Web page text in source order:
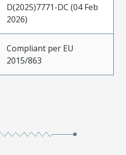
D(2025)7771-DC (04 Feb
2026)
Compliant per EU
2015/863